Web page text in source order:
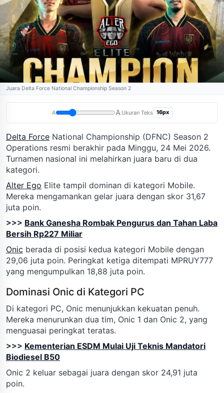
Juara Delta Force National Championship Season 2
A A Ukuran Teks 16px
Delta Force National Championship (DFNC) Season 2
Operations resmi berakhir pada Minggu, 24 Mei 2026.
Turnamen nasional ini melahirkan juara baru di dua
kategori.
Alter Ego Elite tampil dominan di kategori Mobile.
Mereka mengamankan gelar juara dengan skor 31,67
juta poin.
>>> Bank Ganesha Rombak Pengurus dan Tahan Laba
Bersih Rp227 Miliar
Onic berada di posisi kedua kategori Mobile dengan
29,06 juta poin. Peringkat ketiga ditempati MPRUY777
yang mengumpulkan 18,88 juta poin.
Dominasi Onic di Kategori PC
Di kategori PC, Onic menunjukkan kekuatan penuh.
Mereka menurunkan dua tim, Onic 1 dan Onic 2, yang
menguasai peringkat teratas.
>>> Kementerian ESDM Mulai Uji Teknis Mandatori
Biodiesel B50
Onic 2 keluar sebagai juara dengan skor 24,91 juta
poin.